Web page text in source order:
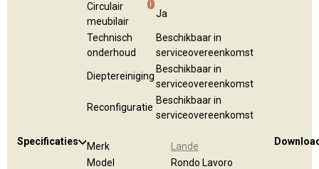
Specificaties
Circulair
meubilair
i
Ja
Technisch
onderhoud
Beschikbaar in
serviceovereenkomst
Dieptereiniging
Beschikbaar in
serviceovereenkomst
Reconfiguratie
Beschikbaar in
serviceovereenkomst
Merk
Lande
Model
Rondo Lavoro